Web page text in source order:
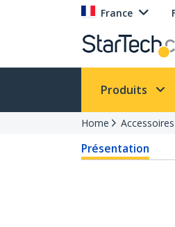
France
Produits
Home
Présentation